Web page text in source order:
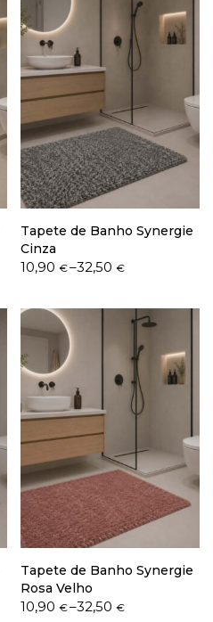
Tapete de Banho Synergie
Cinza
10,90 €–32,50 €
Price
through
32,50 €
Tapete de Banho Synergie
Rosa Velho
10,90 €–32,50 €
Price